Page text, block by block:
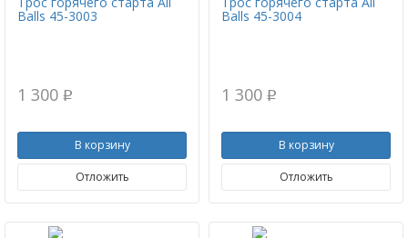
Balls 45-3003
1 300 p
В корзину
Отложить
Balls 45-3004
1 300 p
В корзину
Отложить